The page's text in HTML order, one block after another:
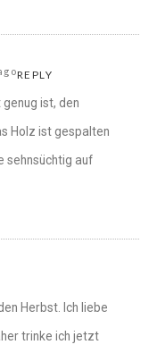
REPLY
ist, den
Holz ist gespalten
sehnsüchtig auf
Herbst. Ich liebe
trinke ich jetzt